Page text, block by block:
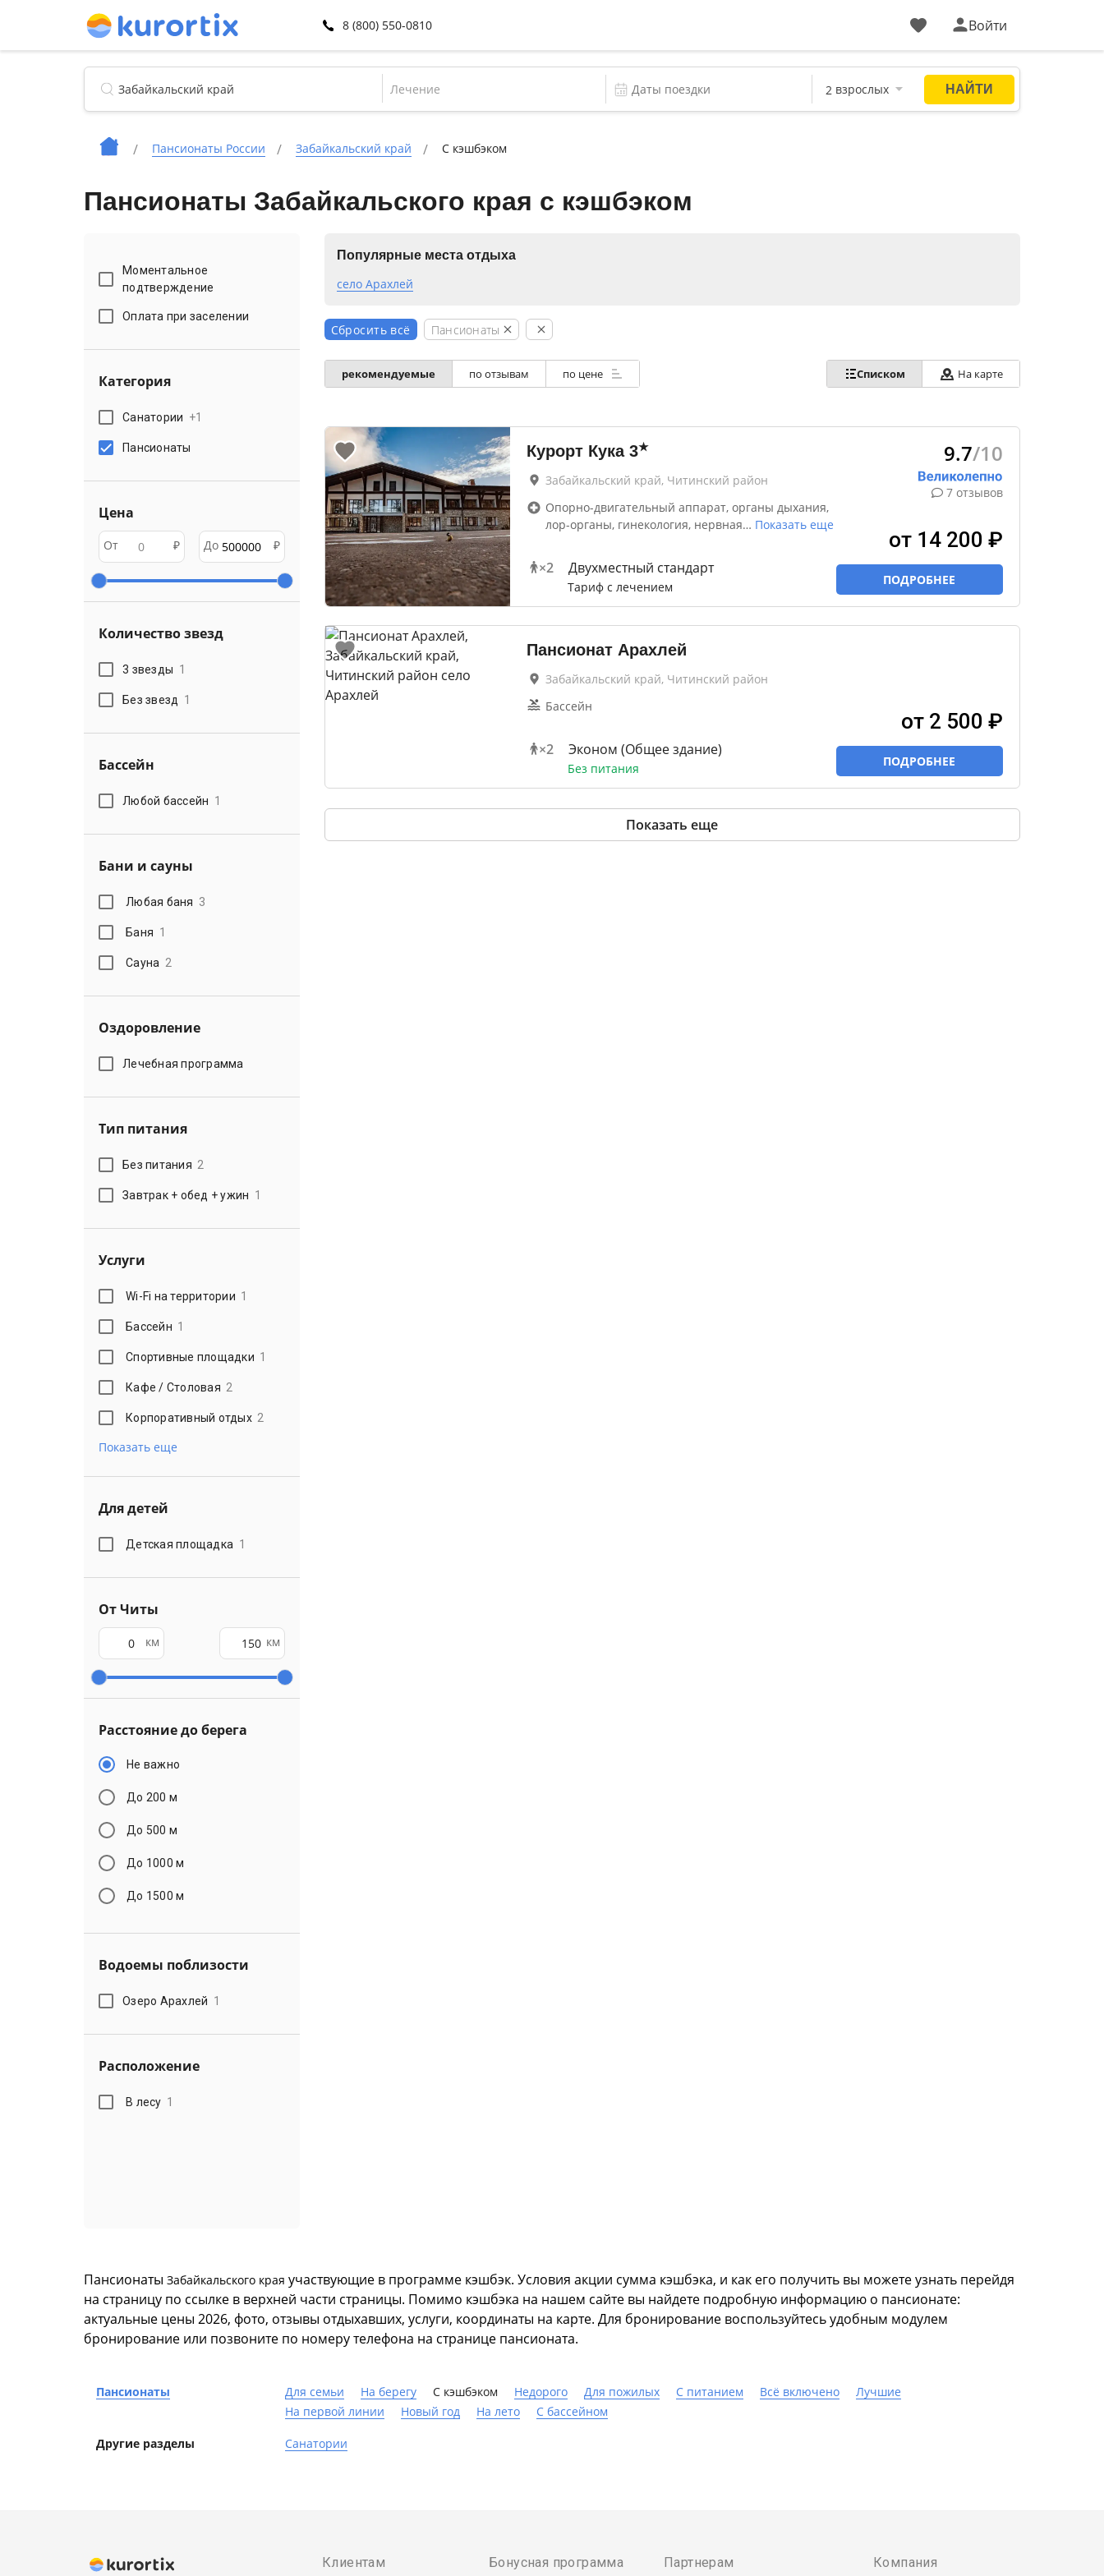
8 (800) 550-0810 Войти
Лечение
Пансионаты России Забайкальский край С кэшбэком
Пансионаты Забайкальского края с кэшбэком
Моментальное
подтверждение
Оплата при заселении
Категория
Санатории +1
Пансионаты
Цена
От ₽ До ₽
Количество звезд
3 звезды 1
Без звезд 1
Бассейн
Любой бассейн 1
Бани и сауны
Любая баня 3
Баня 1
Сауна 2
Оздоровление
Лечебная программа
Тип питания
Без питания 2
Завтрак + обед + ужин 1
Услуги
Wi-Fi на территории 1
Бассейн 1
Спортивные площадки 1
Кафе / Столовая 2
Корпоративный отдых 2
Показать еще
Для детей
Детская площадка 1
От Читы
км км
Расстояние до берега
Не важно
До 200 м
До 500 м
До 1000 м
До 1500 м
Водоемы поблизости
Озеро Арахлей 1
Расположение
В лесу 1
Популярные места отдыха
село Арахлей
Сбросить всё Пансионаты
рекомендуемые по отзывам по цене Списком На карте
Курорт Кука 3★
Забайкальский край, Читинский район
Опорно-двигательный аппарат, органы дыхания,
лор-органы, гинекология, нервная… Показать еще
×2 Двухместный стандарт
Тариф с лечением
9.7/10
7 отзывов
от 14 200 ₽
ПОДРОБНЕЕ
Пансионат Арахлей
Забайкальский край, Читинский район
Бассейн
×2 Эконом (Общее здание)
Без питания
от 2 500 ₽
ПОДРОБНЕЕ
Показать еще
Пансионаты Забайкальского края участвующие в программе кэшбэк. Условия акции сумма кэшбэка, и как его получить вы можете узнать перейдя
на страницу по ссылке в верхней части страницы. Помимо кэшбэка на нашем сайте вы найдете подробную информацию о пансионате:
актуальные цены 2026, фото, отзывы отдыхавших, услуги, координаты на карте. Для бронирование воспользуйтесь удобным модулем
бронирование или позвоните по номеру телефона на странице пансионата.
Пансионаты Для семьи На берегу С кэшбэком Недорого Для пожилых С питанием Всё включено
Лучшие
На первой линии
Новый год На лето C бассейном
Другие разделы Санатории
Клиентам Бонусная программа Партнерам Компания